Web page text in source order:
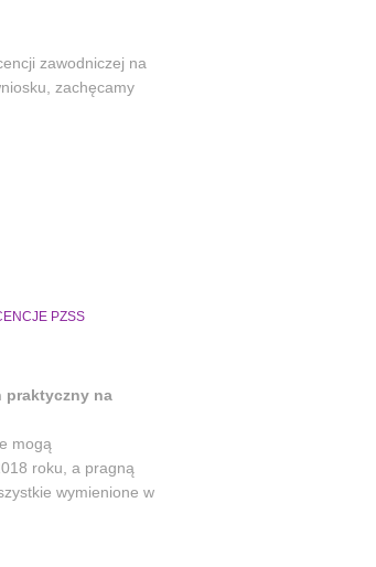
zawodniczej na
zachęcamy
PZSS
praktyczny na
mogą
roku, a pragną
wymienione w